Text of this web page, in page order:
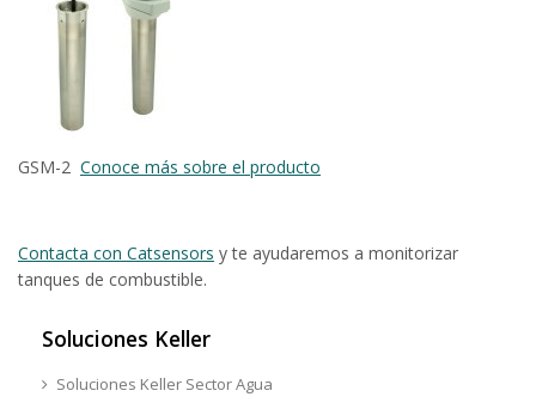
Soluciones Keller
Soluciones Keller Sector Agua
GSM-2 Conoce más sobre el producto
Contacta con Catsensors y te ayudaremos a monitorizar
tanques de combustible.